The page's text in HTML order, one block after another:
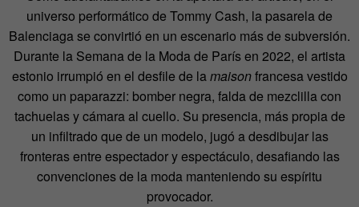
universo performático de Tommy Cash, la pasarela de
Balenciaga se convirtió en un escenario más de subversión.
Durante la Semana de la Moda de París en 2022, el artista
estonio irrumpió en el desfile de lamaisonfrancesa vestido
como un paparazzi: bomber negra, falda de mezclilla con
tachuelas y cámara al cuello. Su presencia, más propia de
un infiltrado que de un modelo, jugó a desdibujar las
fronteras entre espectador y espectáculo, desafiando las
convenciones de la moda manteniendo su espíritu
provocador.